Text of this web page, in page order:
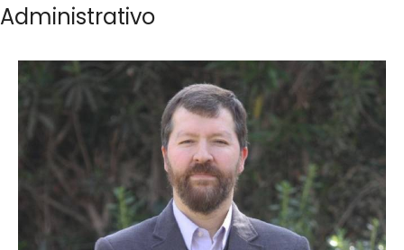
Administrativo